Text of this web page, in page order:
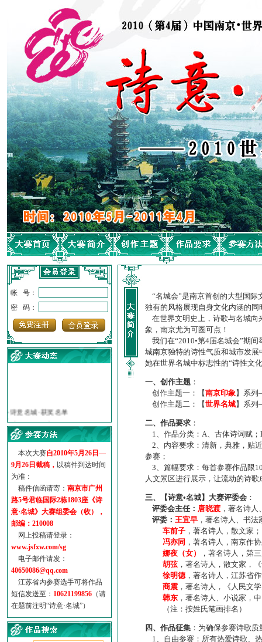
帐 号：
密 码：
·【诗意·名城】地铁展示作...
·诗意名城·地铁时间
地铁完美呈现【诗意·名城...
参赛作品多达5000多首
“诗意·名城”晒诗会
特别通知--致广大诗词爱好...
本次大赛自2010年5月26日—
9月26日截稿， 以稿件到达时间
为准：
稿件信函请寄： 南京市广州
路5号君临国际2栋1803座《诗
意·名城》大赛组委会（收），
邮编：210008
网上投稿请登录：
www.jsfxw.com/sg
电子邮件请发：
40650086@qq.com
江苏省内参赛选手可将作品
短信发送至： 10621199856 （请
在题前注明“诗意·名城”）
“名城会”是南京首创的大型国际
独有的风格展现自身文化内涵的
在世界文明史上，诗歌与名城向
象，南京尤为可圈可点！
我们在“2010•第4届名城会”期
城南京独特的诗性气质和城市发
她在世界名城中标志性的“诗性文
一、创作主题 ：
创作主题一：【南京印象】系
创作主题二：【世界名城】系
二、作品要求 ：
1、作品分类：A、古体诗词赋；
2、内容要求：清新，典雅，贴
参赛；
3、篇幅要求：每首参赛作品限
人文景区进行展示，让流动的诗
三、【诗意•名城】大赛评委会 ：
评委会主任： 唐晓渡 ，著名诗
评委： 王宜早 ，著名诗人、书
车前子 ，著名诗人，散文家；
冯亦同 ，著名诗人，南京作
娜夜（女）
，著名诗人，第
胡弦，著名诗人，散文家，
徐明德，著名诗人，江苏省
商震 ，著名诗人，《人民文
韩东 ，著名诗人、小说家，
（注：按姓氏笔画排名）
四、作品征集 ：为确保参赛诗歌
1、自由参赛：所有热爱诗歌、